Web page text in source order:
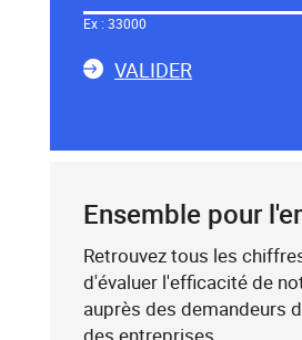
le
ci-
un
clé
(exemple
:
75019),
sélectionnez-
le
Ex : 33000
VALIDERLA
CODE
Ensemble pour
Retrouvez tous les
d'évaluer l'efficacité de
auprès des demandeurs